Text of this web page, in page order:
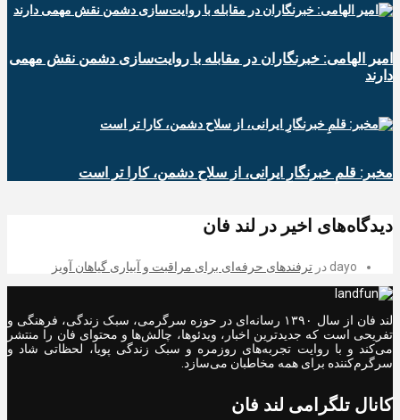
امیر الهامی: خبرنگاران در مقابله با روایت‌سازی دشمن نقش مهمی
دارند
مخبر: قلمِ خبرنگارِ ایرانی، از سلاح دشمن، کارا تر است
دیدگاه‌های اخیر در لند فان
dayo در ترفندهای حرفه‌ای برای مراقبت و آبیاری گیاهان آویز
لند فان از سال ۱۳۹۰ رسانه‌ای در حوزه سرگرمی، سبک زندگی، فرهنگی و
تفریحی است که جدیدترین اخبار، ویدئوها، چالش‌ها و محتوای فان را منتشر
می‌کند و با روایت تجربه‌های روزمره و سبک زندگی پویا، لحظاتی شاد و
سرگرم‌کننده برای همه مخاطبان می‌سازد.
کانال تلگرامی لند فان